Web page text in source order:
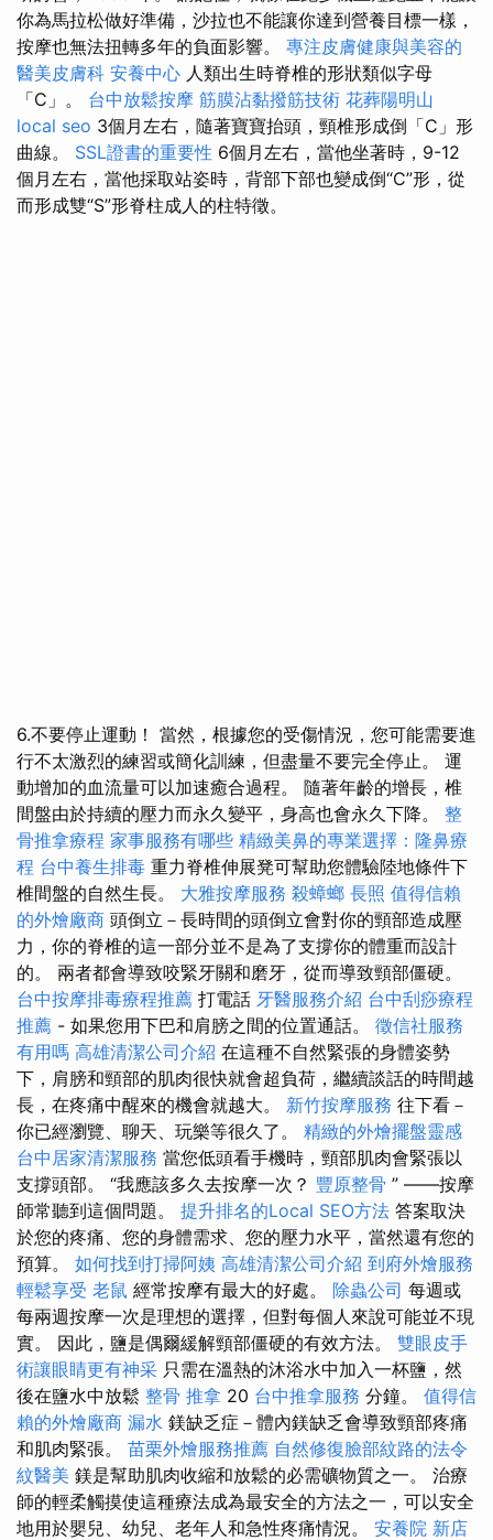
你為馬拉松做好準備，沙拉也不能讓你達到營養目標一樣，
按摩也無法扭轉多年的負面影響。 專注皮膚健康與美容的
醫美皮膚科 安養中心 人類出生時脊椎的形狀類似字母
「C」。 台中放鬆按摩 筋膜沾黏撥筋技術 花葬陽明山
local seo 3個月左右，隨著寶寶抬頭，頸椎形成倒「C」形
曲線。 SSL證書的重要性 6個月左右，當他坐著時，9-12
個月左右，當他採取站姿時，背部下部也變成倒“C”形，從
而形成雙“S”形脊柱成人的柱特徵。
6.不要停止運動！ 當然，根據您的受傷情況，您可能需要進
行不太激烈的練習或簡化訓練，但盡量不要完全停止。 運
動增加的血流量可以加速癒合過程。 隨著年齡的增長，椎
間盤由於持續的壓力而永久變平，身高也會永久下降。 整
骨推拿療程 家事服務有哪些 精緻美鼻的專業選擇：隆鼻療
程 台中養生排毒 重力脊椎伸展凳可幫助您體驗陸地條件下
椎間盤的自然生長。 大雅按摩服務 殺蟑螂 長照 值得信賴
的外燴廠商 頭倒立－長時間的頭倒立會對你的頸部造成壓
力，你的脊椎的這一部分並不是為了支撐你的體重而設計
的。 兩者都會導致咬緊牙關和磨牙，從而導致頸部僵硬。
台中按摩排毒療程推薦 打電話 牙醫服務介紹 台中刮痧療程
推薦 - 如果您用下巴和肩膀之間的位置通話。 徵信社服務
有用嗎 高雄清潔公司介紹 在這種不自然緊張的身體姿勢
下，肩膀和頸部的肌肉很快就會超負荷，繼續談話的時間越
長，在疼痛中醒來的機會就越大。 新竹按摩服務 往下看－
你已經瀏覽、聊天、玩樂等很久了。 精緻的外燴擺盤靈感
台中居家清潔服務 當您低頭看手機時，頸部肌肉會緊張以
支撐頭部。 “我應該多久去按摩一次？ 豐原整骨 ” ——按摩
師常聽到這個問題。 提升排名的Local SEO方法 答案取決
於您的疼痛、您的身體需求、您的壓力水平，當然還有您的
預算。 如何找到打掃阿姨 高雄清潔公司介紹 到府外燴服務
輕鬆享受 老鼠 經常按摩有最大的好處。 除蟲公司 每週或
每兩週按摩一次是理想的選擇，但對每個人來說可能並不現
實。 因此，鹽是偶爾緩解頸部僵硬的有效方法。 雙眼皮手
術讓眼睛更有神采 只需在溫熱的沐浴水中加入一杯鹽，然
後在鹽水中放鬆 整骨 推拿 20 台中推拿服務 分鐘。 值得信
賴的外燴廠商 漏水 鎂缺乏症－體內鎂缺乏會導致頸部疼痛
和肌肉緊張。 苗栗外燴服務推薦 自然修復臉部紋路的法令
紋醫美 鎂是幫助肌肉收縮和放鬆的必需礦物質之一。 治療
師的輕柔觸摸使這種療法成為最安全的方法之一，可以安全
地用於嬰兒、幼兒、老年人和急性疼痛情況。 安養院 新店